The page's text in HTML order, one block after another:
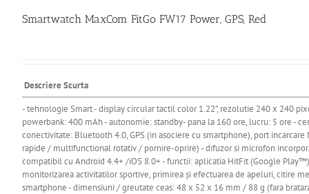
Smartwatch MaxCom FitGo FW17 Power, GPS, Red
Descriere Scurta
- tehnologie Smart - display circular tactil color 1.22”, rezolutie 240 x 240
powerbank: 400 mAh - autonomie: standby- pana la 160 ore, lucru: 5 ore -
conectivitate: Bluetooth 4.0, GPS (in asociere cu smartphone), port
rapide / multifunctional rotativ / pornire-oprire) - difuzor si microfon
compatibil cu Android 4.4+ /iOS 8.0+ - functii: aplicatia HitFit (Google
monitorizarea activitatilor sportive, primirea și efectuarea de apeluri, citire
smartphone - dimensiuni / greutate ceas: 48 x 52 x 16 mm / 88 g (fara